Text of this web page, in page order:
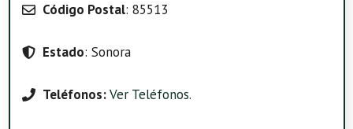
Código Postal: 85513
Estado: Sonora
Teléfonos:Ver Teléfonos.